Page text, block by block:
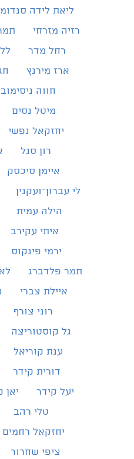
ליאת לידה
רזיה מזרחי
רחל מדר
ארז מירנץ
חווה ניסימוב
מיטל נסים
יחזקאל נפשי
רון סגל
איימן סיכסק
לי עברון־ועקנין
הילה עמית
איתי עקירב
ירמי פינקוס
תמר פלדברג
איילת צברי
רוני צורף
גל קוסטוריצה
ענת קוריאל
דורית קידר
יעל קידר
יאן
טלי רהב
יחזקאל רחמים
ציפי שחרור